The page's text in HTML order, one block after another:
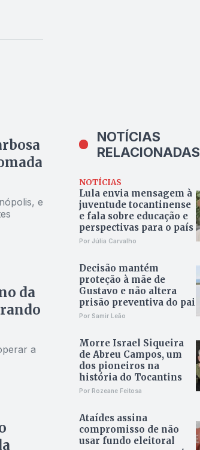
e
da
a
NOTÍCIAS
RELACIONADAS
NOTÍCIAS
Lula envia mensagem à
juventude tocantinense
e fala sobre educação e
perspectivas para o país
Por Júlia Carvalho
Decisão mantém
proteção à mãe de
Gustavo e não altera
prisão preventiva do pai
Por Samir Leão
Morre Israel Siqueira
de Abreu Campos, um
dos pioneiros na
história do Tocantins
Por Rozeane Feitosa
Ataídes assina
compromisso de não
usar fundo eleitoral